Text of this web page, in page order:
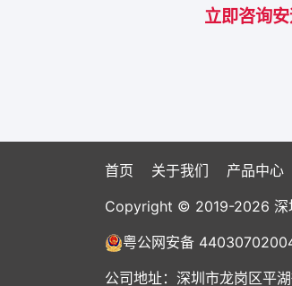
立即咨询
首页 关于我们 产品中心
Copyright © 2019-2026 深
粤公网安备
公司地址：深圳市龙岗区平